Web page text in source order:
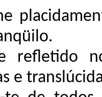
refletido
e